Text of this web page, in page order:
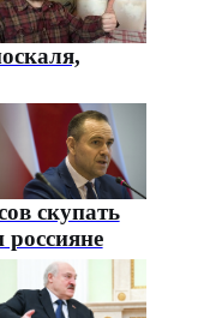
скупать
россияне